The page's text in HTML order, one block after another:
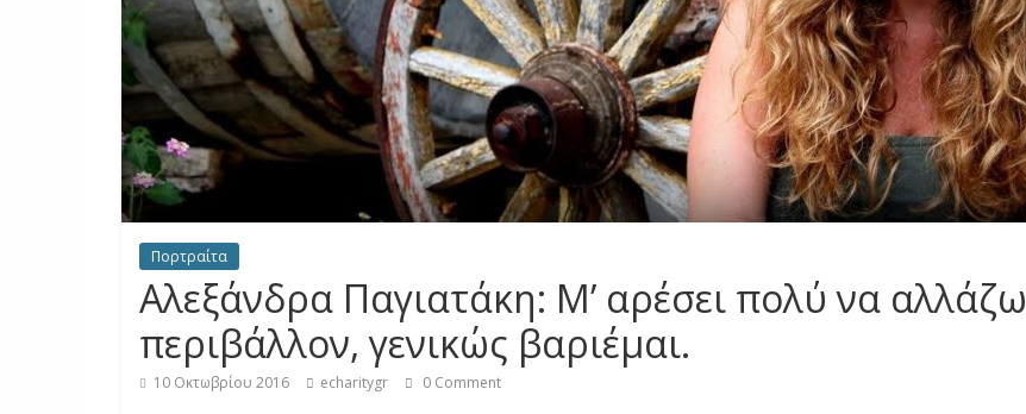
Πορτραίτα
Αλεξάνδρα Παγιατάκη: Μ’ αρέσει πολύ να αλλάζω
περιβάλλον, γενικώς βαριέμαι.
10 Οκτωβρίου 2016 echaritygr 0 Comment